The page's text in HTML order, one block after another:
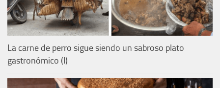
La carne de perro sigue siendo un sabroso plato
gastronómico (I)